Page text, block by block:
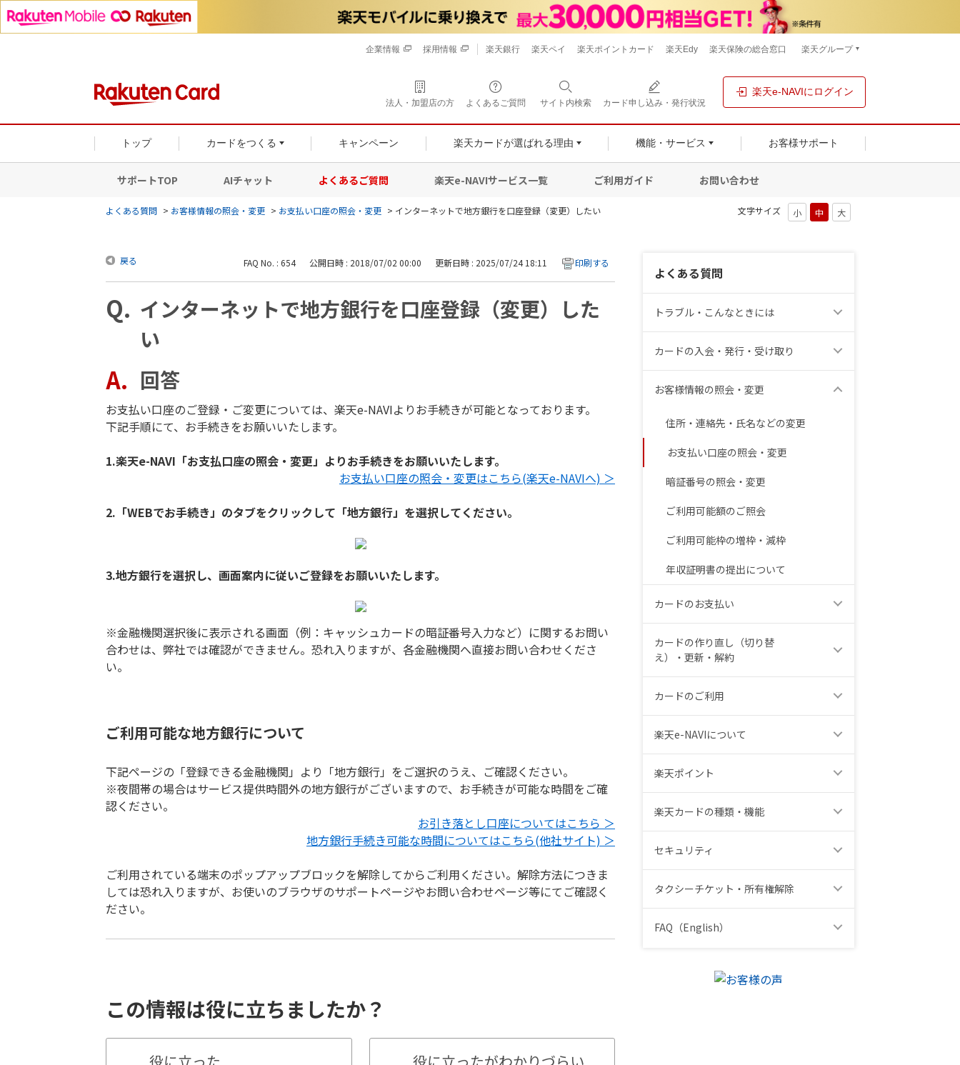
企業情報 採用情報 楽天銀行 楽天ペイ 楽天ポイントカード 楽天Edy 楽天保険の総合窓口 楽天グループ
法人・加盟店の方 よくあるご質問 サイト内検索 カード申し込み・発行状況
楽天e-NAVIにログイン
トップ カードをつくる キャンペーン 楽天カードが選ばれる理由 機能・サービス お客様サポート
サポートTOP AIチャット よくあるご質問 楽天e-NAVIサービス一覧 ご利用ガイド お問い合わせ
文字サイズ
よくある質問 > お客様情報の照会・変更 > お支払い口座の照会・変更 > インターネットで地方銀行を口座登録（変更）したい
よくある質問
トラブル・こんなときには
カードの入会・発行・受け取り
お客様情報の照会・変更
住所・連絡先・氏名などの変更
お支払い口座の照会・変更
暗証番号の照会・変更
ご利用可能額のご照会
ご利用可能枠の増枠・減枠
年収証明書の提出について
カードのお支払い
カードの作り直し（切り替
え）・更新・解約
カードのご利用
楽天e-NAVIについて
楽天ポイント
楽天カードの種類・機能
セキュリティ
タクシーチケット・所有権解除
FAQ（English）
戻る FAQ No. : 654 公開日時 : 2018/07/02 00:00 更新日時 : 2025/07/24 18:11 印刷する
インターネットで地方銀行を口座登録（変更）した
い
回答
お支払い口座のご登録・ご変更については、楽天e-NAVIよりお手続きが可能となっております。
下記手順にて、お手続きをお願いいたします。
1.楽天e-NAVI「お支払口座の照会・変更」よりお手続きをお願いいたします。
お支払い口座の照会・変更はこちら(楽天e-NAVIへ) ＞
2.「WEBでお手続き」のタブをクリックして「地方銀行」を選択してください。
3.地方銀行を選択し、画面案内に従いご登録をお願いいたします。
※金融機関選択後に表示される画面（例：キャッシュカードの暗証番号入力など）に関するお問い
合わせは、弊社では確認ができません。恐れ入りますが、各金融機関へ直接お問い合わせくださ
い。
ご利用可能な地方銀行について
下記ページの「登録できる金融機関」より「地方銀行」をご選択のうえ、ご確認ください。
※夜間帯の場合はサービス提供時間外の地方銀行がございますので、お手続きが可能な時間をご確
認ください。
お引き落とし口座についてはこちら ＞
地方銀行手続き可能な時間についてはこちら(他社サイト) ＞
ご利用されている端末のポップアップブロックを解除してからご利用ください。解除方法につきま
しては恐れ入りますが、お使いのブラウザのサポートページやお問い合わせページ等にてご確認く
ださい。
この情報は役に立ちましたか？